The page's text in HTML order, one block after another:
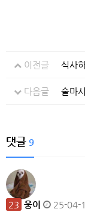
이전글 식사
다음글 술마
댓글 9
23 웅이
25-04-